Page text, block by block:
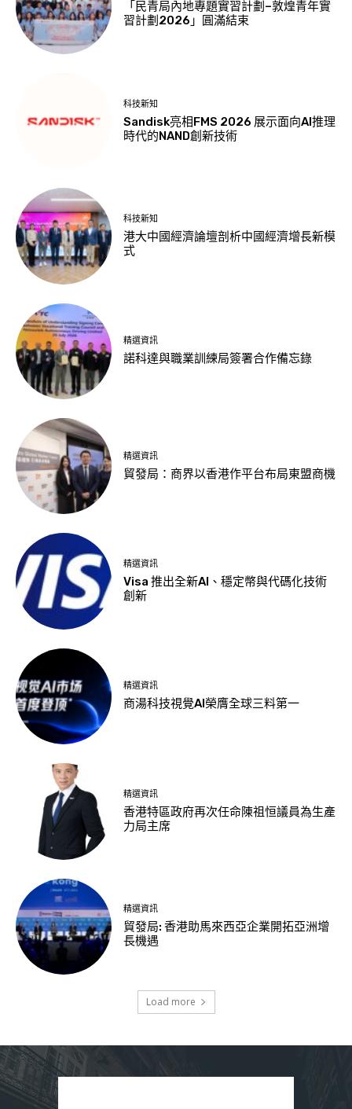
「民青局內地專題實習計劃–敦煌青年實
習計劃2026」圓滿結束
科技新知
Sandisk亮相FMS 2026 展示面向AI推理
時代的NAND創新技術
科技新知
港大中國經濟論壇剖析中國經濟增長新模
式
精選資訊
諾科達與職業訓練局簽署合作備忘錄
精選資訊
貿發局：商界以香港作平台布局東盟商機
精選資訊
Visa 推出全新AI、穩定幣與代碼化技術
創新
精選資訊
商湯科技視覺AI榮膺全球三料第一
精選資訊
香港特區政府再次任命陳祖恒議員為生產
力局主席
精選資訊
貿發局: 香港助馬來西亞企業開拓亞洲增
長機遇
Load more